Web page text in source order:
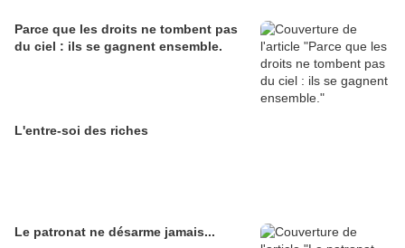
Parce que les droits ne tombent pas
du ciel : ils se gagnent ensemble.
L'entre-soi des riches
Le patronat ne désarme jamais...